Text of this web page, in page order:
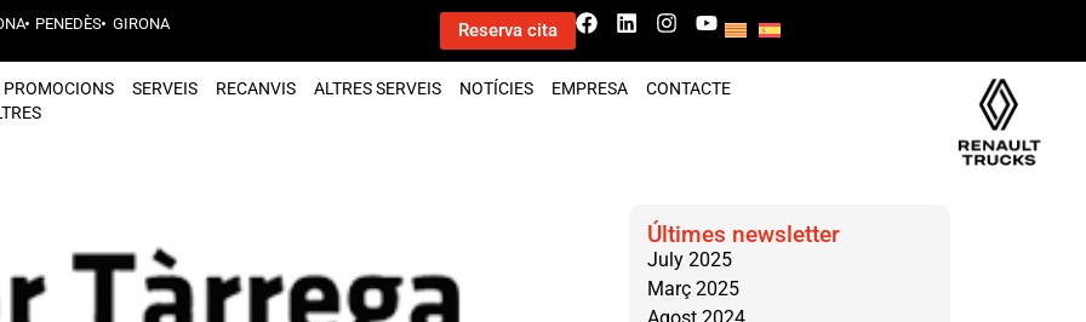
PENEDÈS GIRONA Reserva cita
PROMOCIONS SERVEIS RECANVIS ALTRES SERVEIS NOTÍCIES EMPRESA
CONTACTE
Últimes newsletter
July 2025
Març 2025